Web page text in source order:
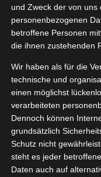
Valela Bento
Juli 19, 2021 | Essen,
und Zweck der von
personenbezogenen
betroffene Personen
die ihnen zustehenden
Wir haben als für die
technische und
einen möglichst
verarbeiteten
Dennoch können
grundsätzlich
Schutz nicht
steht es jeder
Daten auch auf